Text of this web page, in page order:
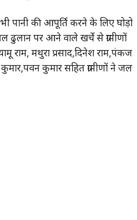
पानी की आपूर्ति करने के लिए घोड़ो
पर आने वाले खर्चे से ग्रामीणों
राम, मथुरा प्रसाद,दिनेश राम,पंकज
कुमार सहित ग्रामीणों ने जल